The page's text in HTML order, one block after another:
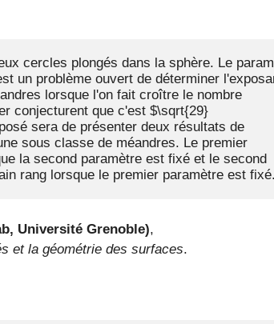
cercles plongés dans la sphère. Le
un problème ouvert de déterminer
lorsque l'on fait croître le nombre
conjecturent que c'est $\sqrt{29}
sera de présenter deux résultats de
sous classe de méandres. Le premier
la second paramètre est fixé et le second
rang lorsque le premier paramètre est fixé.
Université Grenoble),
et la géométrie des surfaces.